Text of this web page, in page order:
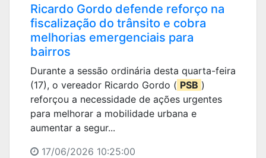
Ricardo Gordo defende reforço na
fiscalização do trânsito e cobra
melhorias emergenciais para
bairros
Durante a sessão ordinária desta quarta-feira
(17), o vereador Ricardo Gordo ( PSB )
reforçou a necessidade de ações urgentes
para melhorar a mobilidade urbana e
aumentar a segur...
17/06/2026 10:25:00